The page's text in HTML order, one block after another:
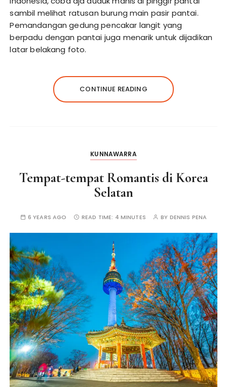
sambil melihat ratusan burung main pasir pantai.
Pemandangan gedung pencakar langit yang
berpadu dengan pantai juga menarik untuk dijadikan
latar belakang foto.
CONTINUE READING
KUNNAWARRA
Tempat-tempat Romantis di Korea
Selatan
6 YEARS AGO READ TIME: 4 MINUTES BY DENNIS PENA